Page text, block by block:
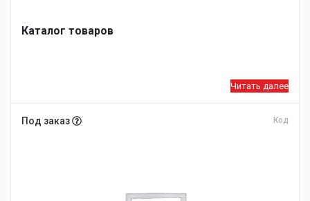
Каталог товаров
Читать далее
Под заказ Код